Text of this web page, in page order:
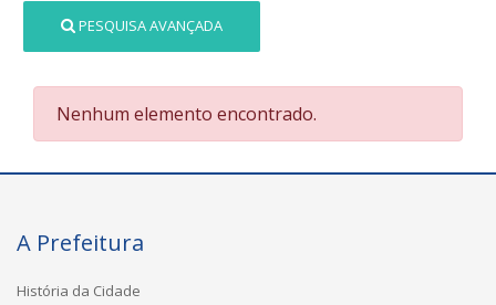
PESQUISA AVANÇADA
Nenhum elemento encontrado.
A Prefeitura
História da Cidade